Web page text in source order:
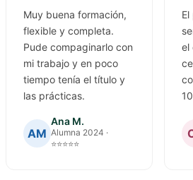
Muy buena formación,
flexible y completa.
Pude compaginarlo con
mi trabajo y en poco
tiempo tenía el título y
las prácticas.
AM
Ana M.
Alumna 2024 ·
⭐⭐⭐⭐⭐
el